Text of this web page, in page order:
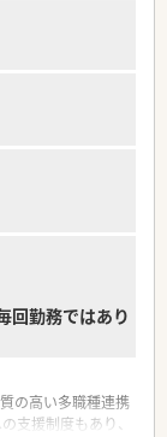
で、安心してスタ
勤務ではあり
の高い多職種連携
支援制度もあり、